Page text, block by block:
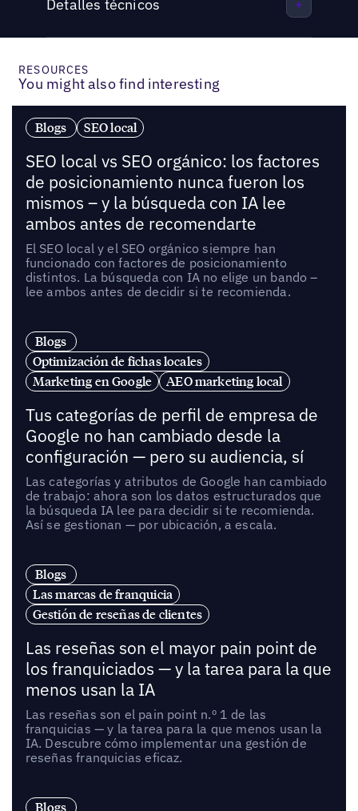
Detalles técnicos
RESOURCES
You might also find interesting
Blogs SEO local
SEO local vs SEO orgánico: los factores
de posicionamiento nunca fueron los
mismos – y la búsqueda con IA lee
ambos antes de recomendarte
El SEO local y el SEO orgánico siempre han
funcionado con factores de posicionamiento
distintos. La búsqueda con IA no elige un bando –
lee ambos antes de decidir si te recomienda.
Blogs
Optimización de fichas locales
Marketing en Google
AEO marketing local
Tus categorías de perfil de empresa de
Google no han cambiado desde la
configuración — pero su audiencia, sí
Las categorías y atributos de Google han cambiado
de trabajo: ahora son los datos estructurados que
la búsqueda IA lee para decidir si te recomienda.
Así se gestionan — por ubicación, a escala.
Blogs
Las marcas de franquicia
Gestión de reseñas de clientes
Las reseñas son el mayor pain point de
los franquiciados — y la tarea para la que
menos usan la IA
Las reseñas son el pain point n.º 1 de las
franquicias — y la tarea para la que menos usan la
IA. Descubre cómo implementar una gestión de
reseñas franquicias eficaz.
Blogs